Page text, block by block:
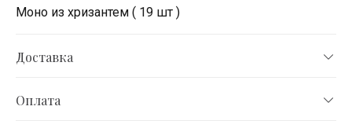
Моно из хризантем ( 19 шт )
Доставка
Оплата